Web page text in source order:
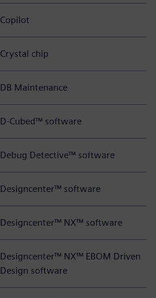
Copilot
Crystal chip
DB Maintenance
D-Cubed™ software
Debug Detective™ software
Designcenter™ software
Designcenter™ NX™ software
Designcenter™ NX™ EBOM Driven
Design software